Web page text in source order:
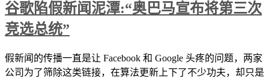
谷歌陷假新闻泥潭:“奥巴马宣布将第三次
竞选总统”
假新闻的传播一直是让 Facebook 和 Google 头疼的问题，两家
公司为了筛除这类链接，在算法更新上下了不少功夫，却只是